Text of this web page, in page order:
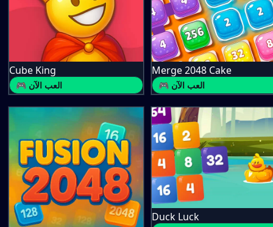
Cube King
🎮 العب الآن
Merge 2048 Cake
🎮 العب الآن
Duck Luck